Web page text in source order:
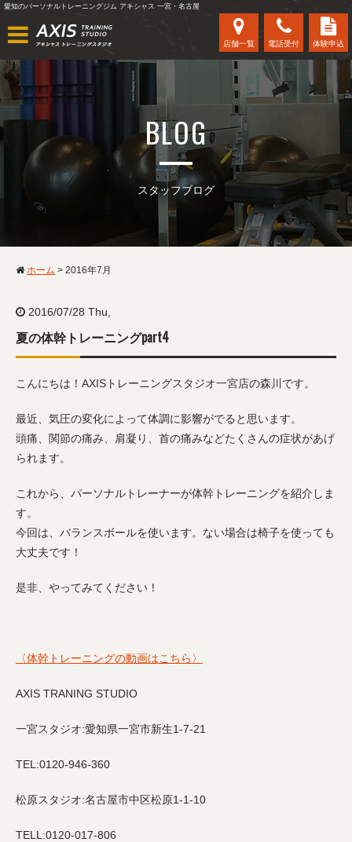
愛知のパーソナルトレーニングジム アキシャス 一宮・名古屋
店舗一覧 電話受付 体験申込
BLOG
スタッフブログ
ホーム > 2016年7月
2016/07/28 Thu,
夏の体幹トレーニングpart4
こんにちは！AXISトレーニングスタジオ一宮店の森川です。
最近、気圧の変化によって体調に影響がでると思います。
頭痛、関節の痛み、肩凝り、首の痛みなどたくさんの症状があげ
られます。
これから、パーソナルトレーナーが体幹トレーニングを紹介しま
す。
今回は、バランスボールを使います。ない場合は椅子を使っても
大丈夫です！
是非、やってみてください！
〈体幹トレーニングの動画はこちら〉
AXIS TRANING STUDIO
一宮スタジオ:愛知県一宮市新生1-7-21
TEL:0120-946-360
松原スタジオ:名古屋市中区松原1-1-10
TELL:0120-017-806